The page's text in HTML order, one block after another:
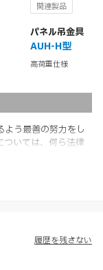
関連製品
パネル吊金具
AUH-H型
高荷重仕様
う最善の努力をし
ついては、何ら法律
ります。
WEBサイト利用規
認いただき、内容の
履歴を残さない